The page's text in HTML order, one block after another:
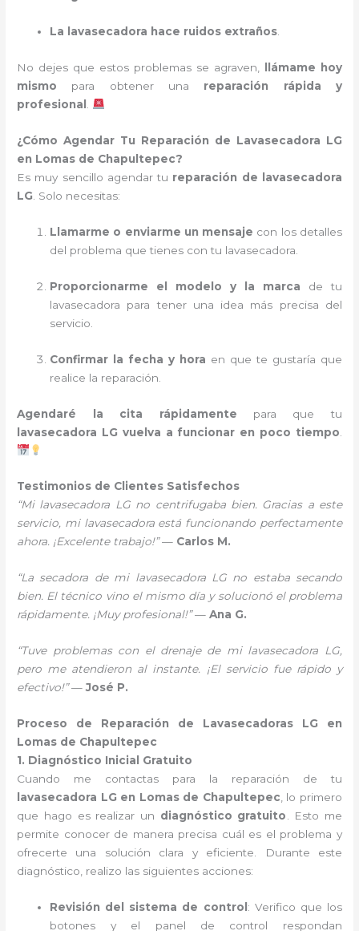
La lavasecadora hace ruidos extraños.
No dejes que estos problemas se agraven,
llámame hoy
mismo para obtener una reparación rápida y
profesional
¿Cómo Agendar Tu Reparación de Lavasecadora LG
en Lomas de Chapultepec?
Es muy sencillo agendar tu reparación de lavasecadora
LG . Solo necesitas:
Llamarme o enviarme un mensaje con los detalles
del problema que tienes con tu lavasecadora.
Proporcionarme el modelo y la marca de tu
lavasecadora para tener una idea más precisa del
servicio.
Confirmar la fecha y hora en que te gustaría que
realice la reparación.
Agendaré la cita rápidamente para que tu
lavasecadora LG vuelva a funcionar en poco tiempo
Testimonios de Clientes Satisfechos
“Mi lavasecadora LG no centrifugaba bien. Gracias a este
servicio, mi lavasecadora está funcionando perfectamente
ahora. ¡Excelente trabajo!”— Carlos M.
“La secadora de mi lavasecadora LG no estaba secando
bien. El técnico vino el mismo día y solucionó el problema
rápidamente. ¡Muy profesional!”—Ana G.
“Tuve problemas con el drenaje de mi lavasecadora LG,
pero me atendieron al instante. ¡El servicio fue rápido y
efectivo!”—José P.
Proceso de Reparación de Lavasecadoras LG en
Lomas de Chapultepec
1. Diagnóstico Inicial Gratuito
Cuando me contactas para la reparación de tu
lavasecadora LG en Lomas de Chapultepec , lo primero
que hago es realizar un diagnóstico gratuito . Esto me
permite conocer de manera precisa cuál es el problema y
ofrecerte una solución clara y eficiente. Durante este
diagnóstico, realizo las siguientes acciones:
Revisión del sistema de control : Verifico que los
botones y el panel de control respondan